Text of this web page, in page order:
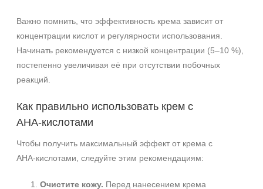
Важно помнить, что эффективность крема зависит от
концентрации кислот и регулярности использования.
Начинать рекомендуется с низкой концентрации (5–10 %),
постепенно увеличивая её при отсутствии побочных
реакций.
Как правильно использовать крем с
AHA‑кислотами
Чтобы получить максимальный эффект от крема с
AHA‑кислотами, следуйте этим рекомендациям:
Очистите кожу. Перед нанесением крема